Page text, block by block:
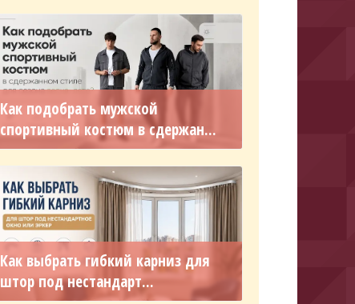
Как подобрать мужской
спортивный костюм в сдержан...
Как выбрать гибкий карниз для
штор под нестандарт...